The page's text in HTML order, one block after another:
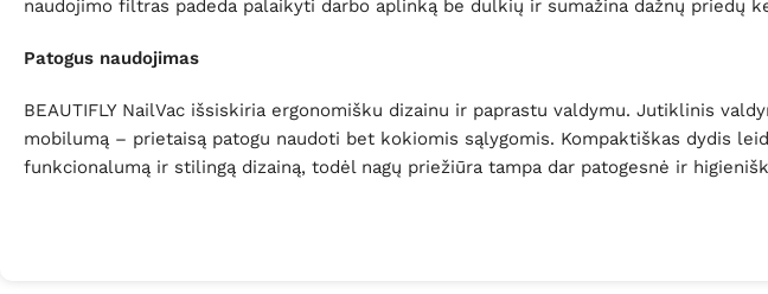
naudojimo filtras padeda palaikyti darbo aplinką be dulkių ir sumažina dažnų priedų
Patogus naudojimas
BEAUTIFLY NailVac išsiskiria ergonomišku dizainu ir paprastu valdymu. Jutiklinis
mobilumą – prietaisą patogu naudoti bet kokiomis sąlygomis. Kompaktiškas dydis
funkcionalumą ir stilingą dizainą, todėl nagų priežiūra tampa dar patogesnė ir